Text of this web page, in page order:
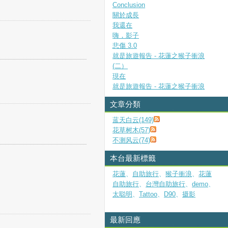
Conclusion
關於成長
我還在
嗨，影子
悲傷 3.0
就是旅遊報告 - 花蓮之猴子衝浪
(二）
現在
就是旅遊報告 - 花蓮之猴子衝浪
文章分類
蓝天白云(149)
花草树木(57)
不测风云(74)
本台最新標籤
花蓮、 自助旅行、猴子衝浪、花蓮
自助旅行、 台灣自助旅行、demo、
太聪明 、Tattoo、 D90、摄影
最新回應